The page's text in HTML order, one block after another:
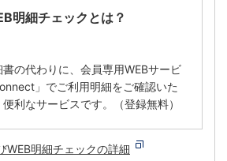
明細チェックとは？
の代わりに、会員専用WEBサービ
」でご利用明細をご確認いた
利なサービスです。（登録無料）
WEB明細チェックの詳細